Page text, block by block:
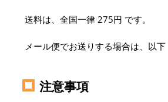
送料は、全国一律 275円 です。
メール便でお送りする場合は、以
注意事項